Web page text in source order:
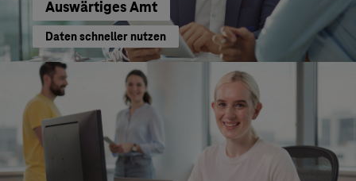
Auswärtiges Amt
Daten schneller nutzen